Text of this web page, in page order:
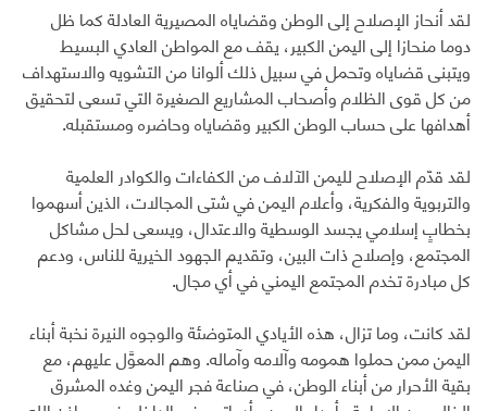
لقد أنحاز الإصلاح إلى الوطن وقضاياه المصيرية العادلة كما ظل
دوما منحازا إلى اليمن الكبير، يقف مع المواطن العادي البسيط
ويتبنى قضاياه وتحمل في سبيل ذلك ألوانا من التشويه والاستهداف
من كل قوى الظلام وأصحاب المشاريع الصغيرة التي تسعى لتحقيق
أهدافها على حساب الوطن الكبير وقضاياه وحاضره ومستقبله.
لقد قدّم الإصلاح لليمن الآلاف من الكفاءات والكوادر العلمية
والتربوية والفكرية، وأعلام اليمن في شتى المجالات، الذين أسهموا
بخطابٍ إسلامي يجسد الوسطية والاعتدال، ويسعى لحل مشاكل
المجتمع، وإصلاح ذات البين، وتقديم الجهود الخيرية للناس، ودعم
كل مبادرة تخدم المجتمع اليمني في أي مجال.
لقد كانت، وما تزال، هذه الأيادي المتوضئة والوجوه النيرة نخبة أبناء
اليمن ممن حملوا همومه وآلامه وآماله. وهم المعوَّل عليهم، مع
بقية الأحرار من أبناء الوطن، في صناعة فجر اليمن وغده المشرق